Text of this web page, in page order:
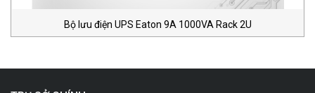
Bộ lưu điện UPS Eaton 9A 1000VA Rack 2U